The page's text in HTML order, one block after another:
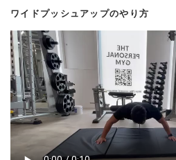
ワイドプッシュアップのやり方